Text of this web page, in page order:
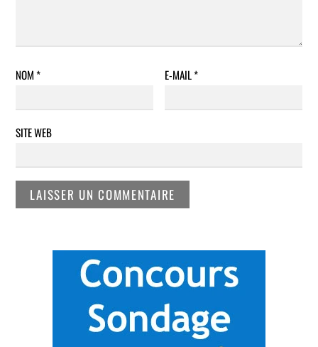
NOM* E-MAIL*
SITE WEB